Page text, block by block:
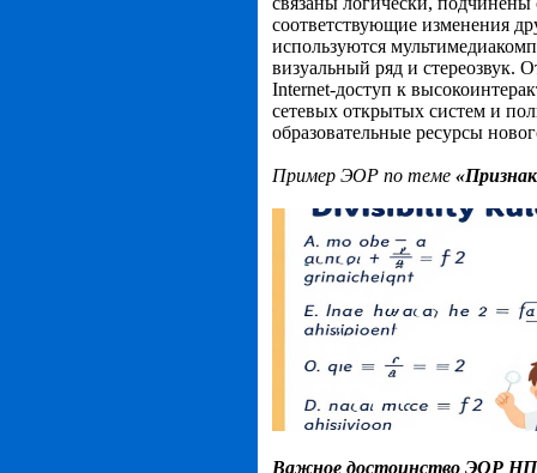
соответствующие изменения
используются
визуальный ряд и стереозвук.
Internet-доступ к
сетевых открытых систем и
образовательные ресурсы
Пример ЭОР по теме
Важное достоинство ЭОР НП